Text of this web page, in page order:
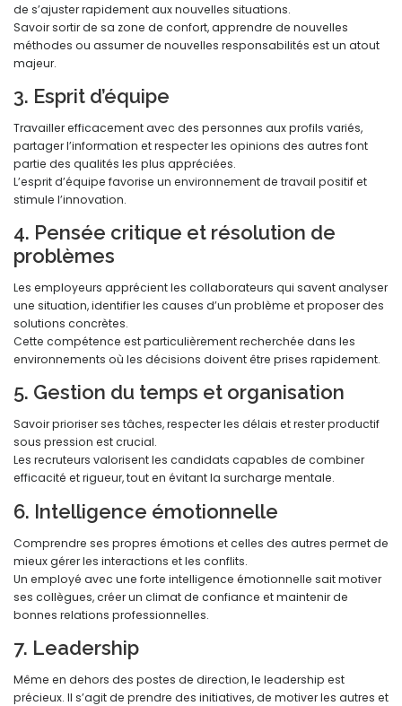
de s’ajuster rapidement aux nouvelles situations.
Savoir sortir de sa zone de confort, apprendre de nouvelles
méthodes ou assumer de nouvelles responsabilités est un atout
majeur.
3. Esprit d’équipe
Travailler efficacement avec des personnes aux profils variés,
partager l’information et respecter les opinions des autres font
partie des qualités les plus appréciées.
L’esprit d’équipe favorise un environnement de travail positif et
stimule l’innovation.
4. Pensée critique et résolution de
problèmes
Les employeurs apprécient les collaborateurs qui savent analyser
une situation, identifier les causes d’un problème et proposer des
solutions concrètes.
Cette compétence est particulièrement recherchée dans les
environnements où les décisions doivent être prises rapidement.
5. Gestion du temps et organisation
Savoir prioriser ses tâches, respecter les délais et rester productif
sous pression est crucial.
Les recruteurs valorisent les candidats capables de combiner
efficacité et rigueur, tout en évitant la surcharge mentale.
6. Intelligence émotionnelle
Comprendre ses propres émotions et celles des autres permet de
mieux gérer les interactions et les conflits.
Un employé avec une forte intelligence émotionnelle sait motiver
ses collègues, créer un climat de confiance et maintenir de
bonnes relations professionnelles.
7. Leadership
Même en dehors des postes de direction, le leadership est
précieux. Il s’agit de prendre des initiatives, de motiver les autres et